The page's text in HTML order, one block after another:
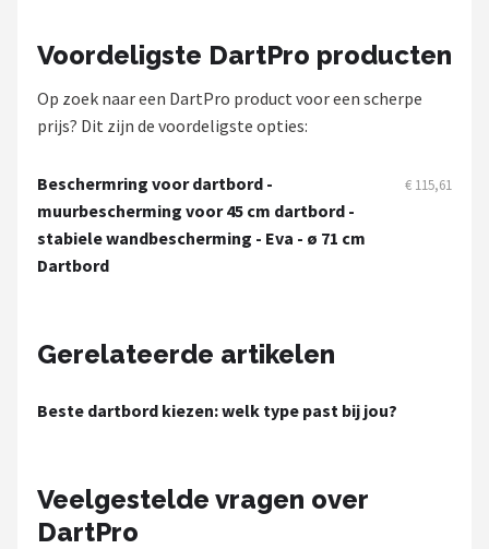
Mission
Harrows
KOTO
Unicorn
Alle merken →
Voordeligste DartPro producten
Op zoek naar een DartPro product voor een scherpe
prijs? Dit zijn de voordeligste opties:
Beschermring voor dartbord -
muurbescherming voor 45 cm dartbord -
stabiele wandbescherming - Eva - ø 71 cm
Dartbord
€ 115,61
Gerelateerde artikelen
Beste dartbord kiezen: welk type past bij jou?
Veelgestelde vragen over
DartPro